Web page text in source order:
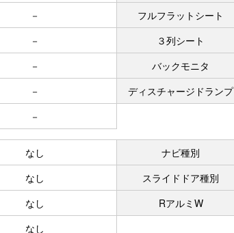
－ フルフラットシート
－ ３列シート
－ バックモニタ
－ ディスチャージドランプ
－
なし ナビ種別
なし スライドドア種別
なし RアルミW
なし